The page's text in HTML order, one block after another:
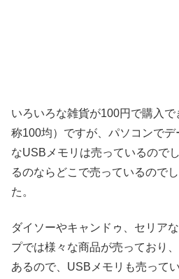
いろいろな雑貨が100円で購入
称100均）ですが、パソコンでデ
なUSBメモリは売っているので
るのならどこで売っているので
た。
ダイソーやキャンドゥ、セリア
プでは様々な商品が売っており
あるので、USBメモリも売って